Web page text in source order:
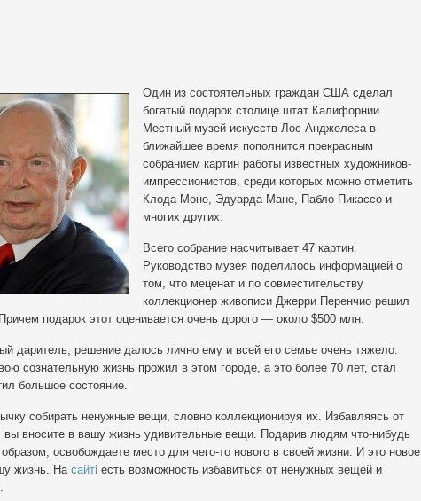
Один из состоятельных граждан США сделал
богатый подарок столице штат Калифорнии.
Местный музей искусств Лос-Анджелеса в
ближайшее время пополнится прекрасным
собранием картин работы известных художников-
импрессионистов, среди которых можно отметить
Клода Моне, Эдуарда Мане, Пабло Пикассо и
многих других.
Всего собрание насчитывает 47 картин.
Руководство музея поделилось информацией о
том, что меценат и по совместительству
коллекционер живописи Джерри Перенчио решил
подарок этот оценивается очень дорого — около $500 млн.
даритель, решение далось лично ему и всей его семье очень тяжело.
сознательную жизнь прожил в этом городе, а это более 70 лет, стал
большое состояние.
собирать ненужные вещи, словно коллекционируя их. Избавляясь от
вы вносите в вашу жизнь удивительные вещи. Подарив людям что-нибудь
освобождаете место для чего-то нового в своей жизни. И это новое
жизнь. На сайті есть возможность избавиться от ненужных вещей и